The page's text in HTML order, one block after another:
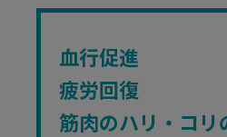
血行促進
疲労回復
筋肉のハリ・コリ